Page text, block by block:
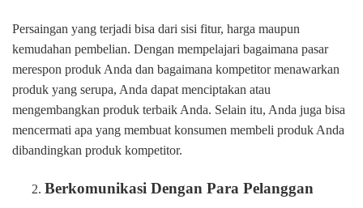
Persaingan yang terjadi bisa dari sisi fitur, harga maupun
kemudahan pembelian. Dengan mempelajari bagaimana pasar
merespon produk Anda dan bagaimana kompetitor menawarkan
produk yang serupa, Anda dapat menciptakan atau
mengembangkan produk terbaik Anda. Selain itu, Anda juga bisa
mencermati apa yang membuat konsumen membeli produk Anda
dibandingkan produk kompetitor.
Berkomunikasi Dengan Para Pelanggan